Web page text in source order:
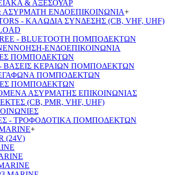
& ΑΞΕΣΟΥΑΡ
ΕΝΔΟΕΠΙΚΟΙΝΩΝΙΑ+
- ΚΑΛΩΔΙΑ ΣΥΝΔΕΣΗΣ (CB, VHF, UHF)
- BLUETOOTH ΠΟΜΠΟΔΕΚΤΩΝ
ΕΝΔΟΕΠΙΚΟΙΝΩΝΙΑ
ΠΟΜΠΟΔΕΚΤΩΝ
ΒΑΣΕΙΣ ΚΕΡΑΙΩΝ ΠΟΜΠΟΔΕΚΤΩΝ
ΠΟΜΠΟΔΕΚΤΩΝ
ΠΟΜΠΟΔΕΚΤΩΝ
ΑΣΥΡΜΑΤΗΣ ΕΠΙΚΟΙΝΩΝΙΑΣ
(CB, PMR, VHF, UHF)
- ΤΡΟΦΟΔΟΤΙΚΑ ΠΟΜΠΟΔΕΚΤΩΝ
+
(24V)